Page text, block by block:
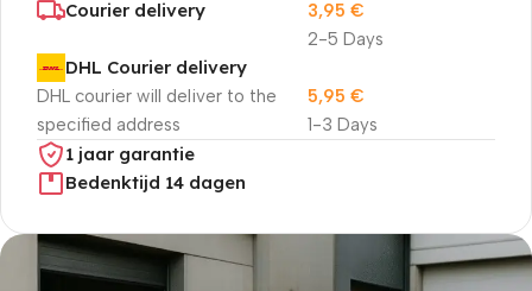
Courier delivery
2-5 Days
3,95 €
DHL Courier delivery
DHL courier will deliver to the
specified address
1-3 Days
5,95 €
1 jaar garantie
Bedenktijd 14 dagen